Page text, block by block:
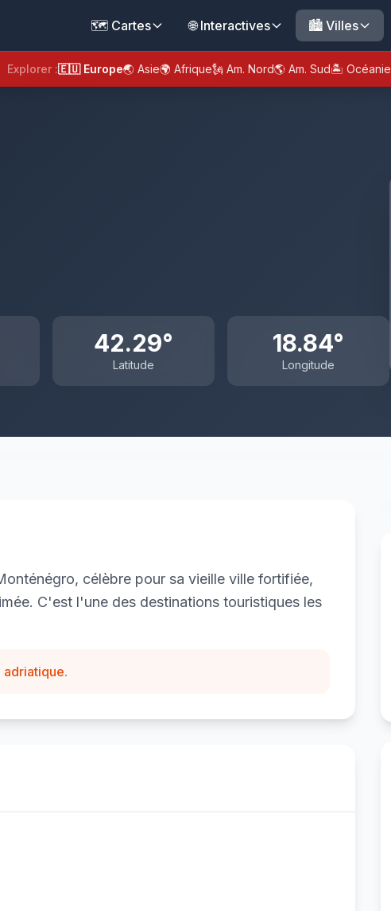
🗺️ Cartes 🌐 Interactives 🏙️ Villes
Explorer :🇪🇺 Europe🌏 Asie🌍 Afrique🗽 Am. Nord🌎 Am. Sud🏝️ Océanie
42.29°
Latitude
18.84°
Longitude
célèbre pour sa vieille ville fortifiée,
C'est l'une des destinations touristiques les
adriatique.